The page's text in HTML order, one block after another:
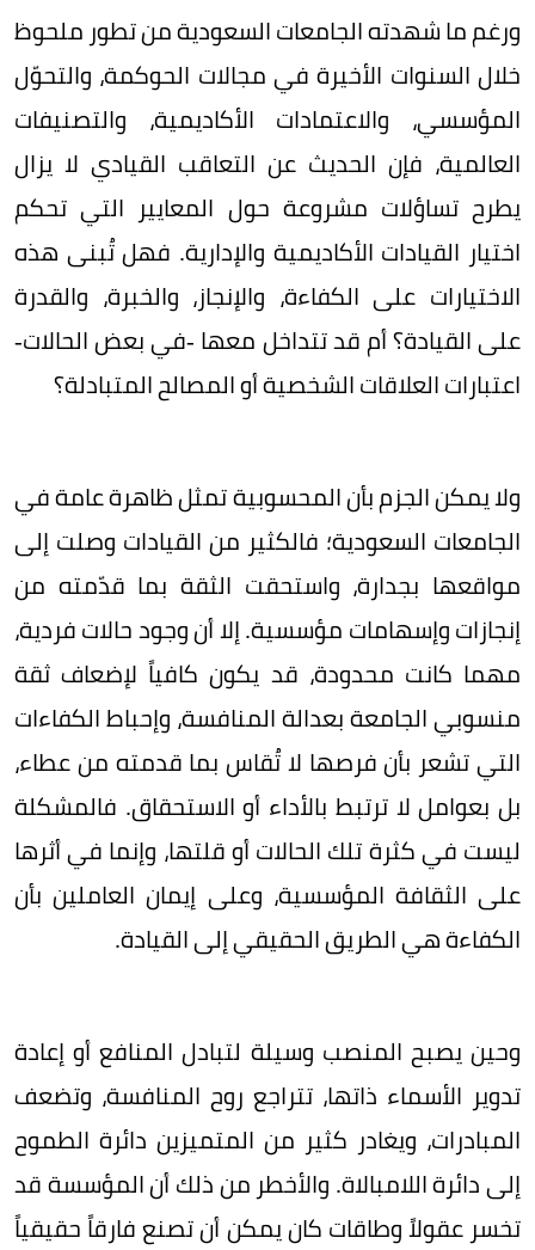
ورغم ما شهدته الجامعات السعودية من تطور ملحوظ
خلال السنوات الأخيرة في مجالات الحوكمة، والتحوّل
المؤسسي، والاعتمادات الأكاديمية، والتصنيفات
العالمية، فإن الحديث عن التعاقب القيادي لا يزال
يطرح تساؤلات مشروعة حول المعايير التي تحكم
اختيار القيادات الأكاديمية والإدارية. فهل تُبنى هذه
الاختيارات على الكفاءة، والإنجاز، والخبرة، والقدرة
على القيادة؟ أم قد تتداخل معها -في بعض الحالات-
اعتبارات العلاقات الشخصية أو المصالح المتبادلة؟
ولا يمكن الجزم بأن المحسوبية تمثل ظاهرة عامة في
الجامعات السعودية؛ فالكثير من القيادات وصلت إلى
مواقعها بجدارة، واستحقت الثقة بما قدّمته من
إنجازات وإسهامات مؤسسية. إلا أن وجود حالات فردية،
مهما كانت محدودة، قد يكون كافياً لإضعاف ثقة
منسوبي الجامعة بعدالة المنافسة، وإحباط الكفاءات
التي تشعر بأن فرصها لا تُقاس بما قدمته من عطاء،
بل بعوامل لا ترتبط بالأداء أو الاستحقاق. فالمشكلة
ليست في كثرة تلك الحالات أو قلتها، وإنما في أثرها
على الثقافة المؤسسية، وعلى إيمان العاملين بأن
الكفاءة هي الطريق الحقيقي إلى القيادة.
وحين يصبح المنصب وسيلة لتبادل المنافع أو إعادة
تدوير الأسماء ذاتها، تتراجع روح المنافسة، وتضعف
المبادرات، ويغادر كثير من المتميزين دائرة الطموح
إلى دائرة اللامبالاة. والأخطر من ذلك أن المؤسسة قد
تخسر عقولاً وطاقات كان يمكن أن تصنع فارقاً حقيقياً